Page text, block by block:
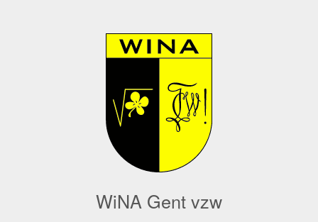
WiNA Gent vzw